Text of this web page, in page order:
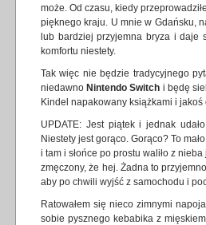
może. Od czasu, kiedy
pięknego kraju. U mnie w Gdańsku,
lub bardziej przyjemna bryza i daje
komfortu niestety.
Tak więc nie będzie tradycyjnego
niedawno Nintendo Switch i będę
Kindel napakowany książkami i jakoś
UPDATE: Jest piątek i jednak
Niestety jest gorąco. Gorąco? To
i tam i słońce po prostu waliło z
zmęczony, że hej. Żadna to
aby po chwili wyjść z samochodu i
Ratowałem się nieco zimnymi
sobie pysznego kebabika z